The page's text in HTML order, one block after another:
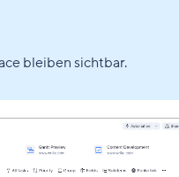
bleiben sichtbar.